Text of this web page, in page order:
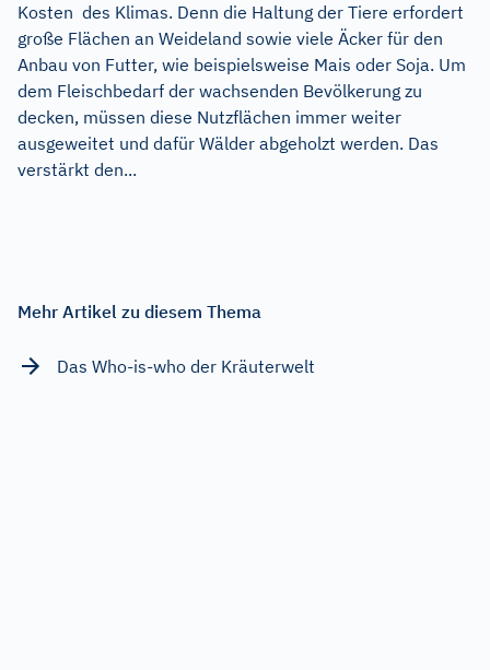
Kosten des Klimas. Denn die Haltung der Tiere erfordert
große Flächen an Weideland sowie viele Äcker für den
Anbau von Futter, wie beispielsweise Mais oder Soja. Um
dem Fleischbedarf der wachsenden Bevölkerung zu
decken, müssen diese Nutzflächen immer weiter
ausgeweitet und dafür Wälder abgeholzt werden. Das
verstärkt den...
Mehr Artikel zu diesem Thema
Das Who-is-who der Kräuterwelt